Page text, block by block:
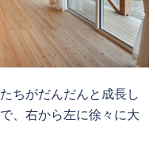
ちがだんだんと成長し
、右から左に徐々に大